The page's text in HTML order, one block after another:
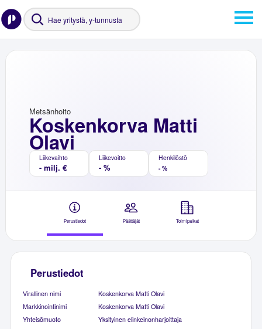
Koskenkorva Matti
Olavi
Metsänhoito
Liikevaihto
- milj. €
Liikevoitto
- %
Henkilöstö
- %
Perustiedot Päättäjät Toimipaikat
Perustiedot
Virallinen nimi
Koskenkorva Matti Olavi
Markkinointinimi
Koskenkorva Matti Olavi
Yhteisömuoto
Yksityinen elinkeinonharjoittaja